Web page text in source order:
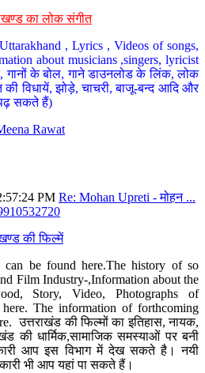
का लोक संगीत
, Lyrics , Videos of songs,
about musicians ,singers, lyricist
गानों के बोल, गाने डाउनलोड के लिंक, लोक
की विधायें, झोड़े, चाचरी, बाजू-बन्द आदि और
सकते हैं)
Rawat
PM Re: Mohan Upreti - मोहन ...
की फिल्में
be found here.The history of so
Film Industry-,Information about the
Story, Video, Photographs of
The information of forthcoming
उत्तराखंड की फिल्मों का इतिहास, नायक,
की धार्मिक,सामाजिक समस्याओं पर बनी
आप इस विभाग में देख सकते है। नयी
भी आप यहां पा सकते हैं।